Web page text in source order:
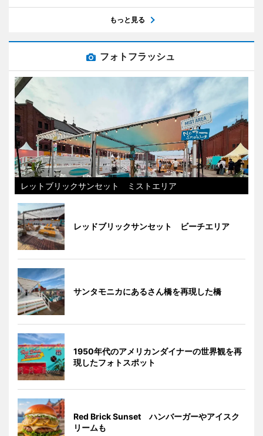
もっと見る
フォトフラッシュ
レットブリックサンセット ミストエリア
レッドブリックサンセット ビーチエリア
サンタモニカにあるさん橋を再現した橋
1950年代のアメリカンダイナーの世界観を再
現したフォトスポット
Red Brick Sunset ハンバーガーやアイスク
リームも